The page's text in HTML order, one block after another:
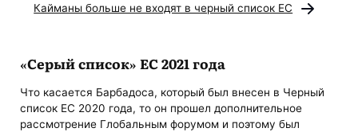
Кайманы больше не входят в черный список ЕС
«Серый список» ЕС 2021 года
Что касается Барбадоса, который был внесен в Черный
список ЕС 2020 года, то он прошел дополнительное
рассмотрение Глобальным форумом и поэтому был